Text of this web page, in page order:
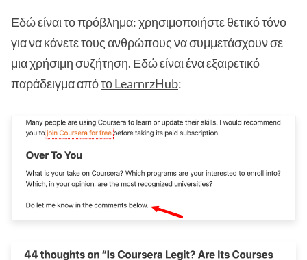
Εδώ είναι το πρόβλημα: χρησιμοποιήστε θετικό τόνο
για να κάνετε τους ανθρώπους να συμμετάσχουν σε
μια χρήσιμη συζήτηση. Εδώ είναι ένα εξαιρετικό
παράδειγμα απότο LearnrzHub: